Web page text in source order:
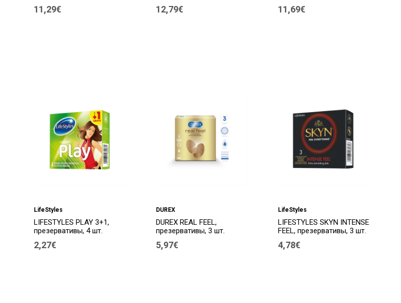
11,29€ 12,79€ 11,69€
LifeStyles
LIFESTYLES PLAY 3+1,
презервативы, 4 шт.
2,27€
DUREX
DUREX REAL FEEL,
презервативы, 3 шт.
5,97€
LifeStyles
LIFESTYLES SKYN INTENSE
FEEL, презервативы, 3 шт.
4,78€